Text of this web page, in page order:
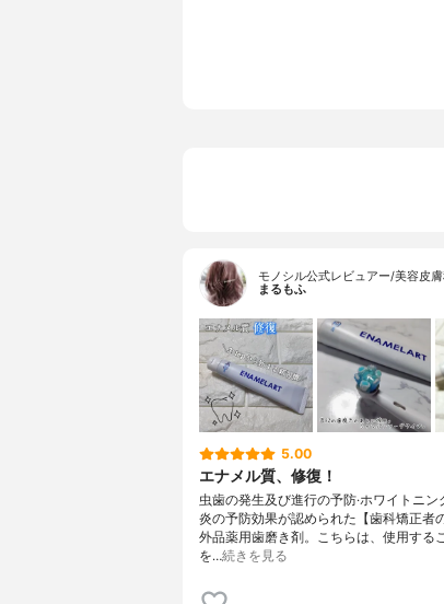
ン
ポ
モノシル公式レビュアー/美容皮
まるもふ
5.00
エナメル質、修復！
虫歯の発生及び進行の予防·ホワイトニン
炎の予防効果が認められた【歯科矯正者
外品薬用歯磨き剤。こちらは、使用する
を…続きを見る